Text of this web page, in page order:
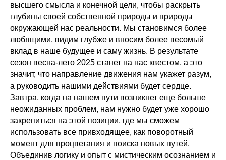
высшего смысла и конечной цели, чтобы раскрыть
глубины своей собственной природы и природы
окружающей нас реальности. Мы становимся более
любящими, видим глубже и вносим более весомый
вклад в наше будущее и саму жизнь. В результате
сезон весна-лето 2025 станет на нас квестом, а это
значит, что направление движения нам укажет разум,
а руководить нашими действиями будет сердце.
Завтра, когда на нашем пути возникнет еще больше
неожиданных проблем, нам нужно будет уже хорошо
закрепиться на этой позиции, где мы сможем
использовать все привходящее, как поворотный
момент для процветания и поиска новых путей.
Объединив логику и опыт с мистическим осознанием и